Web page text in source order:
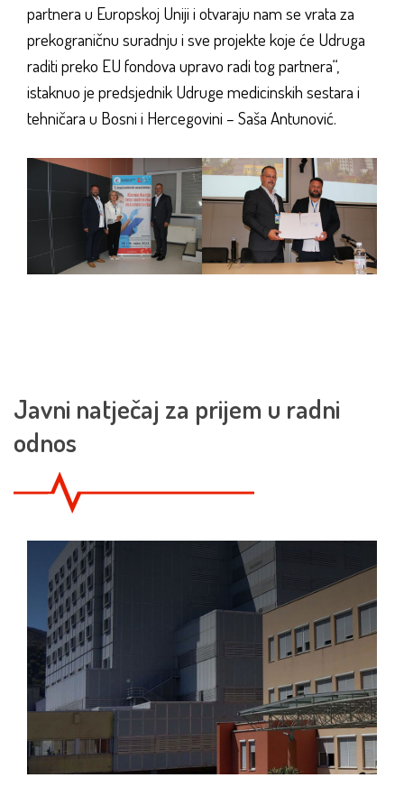
partnera u Europskoj Uniji i otvaraju nam se vrata za
prekograničnu suradnju i sve projekte koje će Udruga
raditi preko EU fondova upravo radi tog partnera“,
istaknuo je predsjednik Udruge medicinskih sestara i
tehničara u Bosni i Hercegovini – Saša Antunović.
Javni natječaj za prijem u radni
odnos